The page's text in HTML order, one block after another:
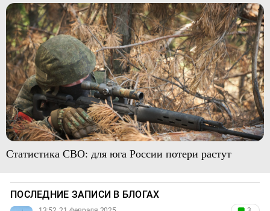
Статистика СВО: для юга России потери растут
ПОСЛЕДНИЕ ЗАПИСИ В БЛОГАХ